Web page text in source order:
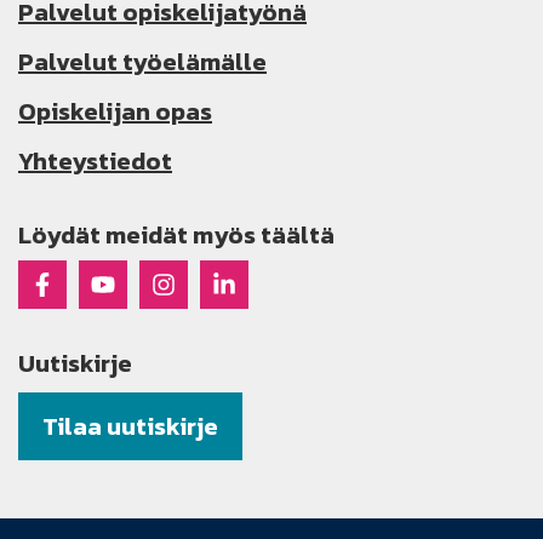
Palvelut opiskelijatyönä
Palvelut työelämälle
Opiskelijan opas
Yhteystiedot
Löydät meidät myös täältä
Raseko Facebookissa
Raseko Youtubessa
Raseko Instagramissa
Raseko Linkedinissä
Uutiskirje
Tilaa uutiskirje